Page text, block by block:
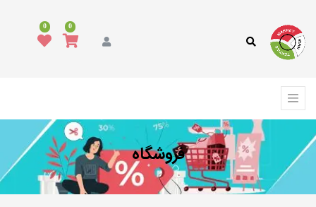
0
0
فروشگاه
دسته
بندی
همه
کالاها